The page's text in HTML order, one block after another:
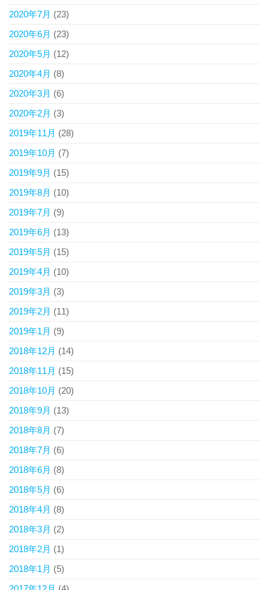
2020年7月 (23)
2020年6月 (23)
2020年5月 (12)
2020年4月 (8)
2020年3月 (6)
2020年2月 (3)
2019年11月 (28)
2019年10月 (7)
2019年9月 (15)
2019年8月 (10)
2019年7月 (9)
2019年6月 (13)
2019年5月 (15)
2019年4月 (10)
2019年3月 (3)
2019年2月 (11)
2019年1月 (9)
2018年12月 (14)
2018年11月 (15)
2018年10月 (20)
2018年9月 (13)
2018年8月 (7)
2018年7月 (6)
2018年6月 (8)
2018年5月 (6)
2018年4月 (8)
2018年3月 (2)
2018年2月 (1)
2018年1月 (5)